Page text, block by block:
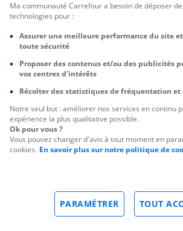
Ma communauté Carrefour a besoin de déposer
technologies pour :
Assurer une meilleure performance du site
toute sécurité
Proposer des contenus et/ou des publicités
vos centres d’intérêts
Récolter des statistiques de fréquentation et
Notre seul but : améliorer nos services en continu
expérience la plus qualitative possible.
Ok pour vous ?
Vous pouvez changer d'avis à tout moment en
cookies. En savoir plus sur notre politique de
TOUT
PARAMÉTRER